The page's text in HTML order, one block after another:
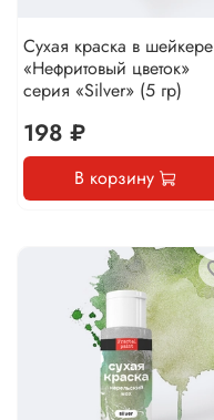
Сухая краска в шейкере
«Нефритовый цветок»
серия «Silver» (5 гр)
198 ₽
В корзину